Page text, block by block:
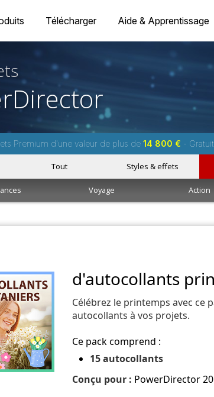
Télécharger Aide & Apprentissage
Premium d'une valeur de plus de 14 800 € -
Tout Styles & effets
Voyage Action
d'autocollants
Célébrez le printemps avec ce
autocollants à vos projets.
Ce pack comprend :
15 autocollants
Conçu pour : PowerDirector